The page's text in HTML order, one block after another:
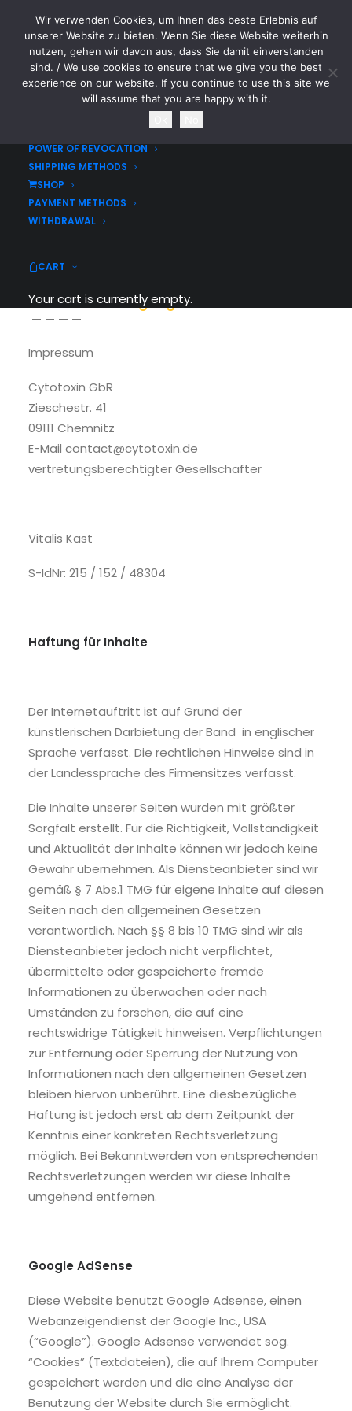
CYTOTOXIN
HOME
LEGAL DISCLOSURE / IMPRINT
DATA SECURITY STATEMENT
POWER OF REVOCATION
SHIPPING METHODS
SHOP
PAYMENT METHODS
WITHDRAWAL
CART
Your cart is currently empty.
Legal Disclosure
Legal Disclosure
the national language of the head office.
— — — —
Impressum
Cytotoxin GbR
Zieschestr. 41
09111 Chemnitz
E-Mail contact@cytotoxin.de
vertretungsberechtigter Gesellschafter
Vitalis Kast
S-IdNr: 215 / 152 / 48304
Haftung für Inhalte
Der Internetauftritt ist auf Grund der
künstlerischen Darbietung der Band in englischer
Sprache verfasst. Die rechtlichen Hinweise sind in
der Landessprache des Firmensitzes verfasst.
Die Inhalte unserer Seiten wurden mit größter
Sorgfalt erstellt. Für die Richtigkeit, Vollständigkeit
und Aktualität der Inhalte können wir jedoch keine
Gewähr übernehmen. Als Diensteanbieter sind wir
gemäß § 7 Abs.1 TMG für eigene Inhalte auf diesen
Seiten nach den allgemeinen Gesetzen
verantwortlich. Nach §§ 8 bis 10 TMG sind wir als
Diensteanbieter jedoch nicht verpflichtet,
übermittelte oder gespeicherte fremde
Informationen zu überwachen oder nach
Umständen zu forschen, die auf eine
rechtswidrige Tätigkeit hinweisen. Verpflichtungen
zur Entfernung oder Sperrung der Nutzung von
Informationen nach den allgemeinen Gesetzen
bleiben hiervon unberührt. Eine diesbezügliche
Haftung ist jedoch erst ab dem Zeitpunkt der
Kenntnis einer konkreten Rechtsverletzung
möglich. Bei Bekanntwerden von entsprechenden
Rechtsverletzungen werden wir diese Inhalte
umgehend entfernen.
Google AdSense
Diese Website benutzt Google Adsense, einen
Webanzeigendienst der Google Inc., USA
(“Google”). Google Adsense verwendet sog.
“Cookies” (Textdateien), die auf Ihrem Computer
gespeichert werden und die eine Analyse der
Benutzung der Website durch Sie ermöglicht.
Wir verwenden Cookies, um Ihnen das beste Erlebnis auf
unserer Website zu bieten. Wenn Sie diese Website weiterhin
nutzen, gehen wir davon aus, dass Sie damit einverstanden
sind. / We use cookies to ensure that we give you the best
experience on our website. If you continue to use this site we
will assume that you are happy with it.